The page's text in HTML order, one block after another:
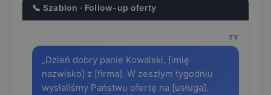
📞 Szablon · Follow-up oferty
TY
„Dzień dobry panie Kowalski, [imię
nazwisko] z [firma]. W zeszłym tygodniu
wysłaliśmy Państwu ofertę na [usługa].